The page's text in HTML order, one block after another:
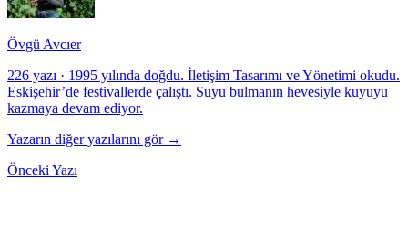
Övgü Avcıer
226 yazı · 1995 yılında doğdu. İletişim Tasarımı ve Yönetimi okudu.
Eskişehir’de festivallerde çalıştı. Suyu bulmanın hevesiyle kuyuyu
kazmaya devam ediyor.
Yazarın diğer yazılarını gör →
Önceki Yazı